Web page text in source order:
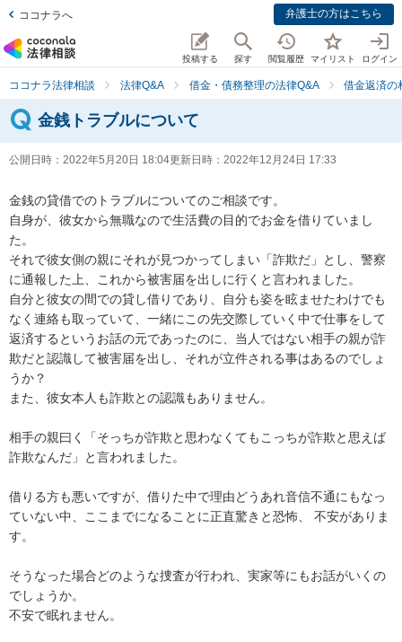
ココナラへ 弁護士の方はこちら
投稿する 探す 閲覧履歴 マイリスト ログイン
ココナラ法律相談 法律Q&A 借金・債務整理の法律Q&A 借金返済の
金銭トラブルについて
公開日時： 2022年5月20日 18:04更新日時： 2022年12月24日 17:33
金銭の貸借でのトラブルについてのご相談です。
自身が、彼女から無職なので生活費の目的でお金を借りていまし
た。
それで彼女側の親にそれが見つかってしまい「詐欺だ」とし、警察
に通報した上、これから被害届を出しに行くと言われました。
自分と彼女の間での貸し借りであり、自分も姿を眩ませたわけでも
なく連絡も取っていて、一緒にこの先交際していく中で仕事をして
返済するというお話の元であったのに、当人ではない相手の親が詐
欺だと認識して被害届を出し、それが立件される事はあるのでしょ
うか？
また、彼女本人も詐欺との認識もありません。
相手の親曰く「そっちが詐欺と思わなくてもこっちが詐欺と思えば
詐欺なんだ」と言われました。
借りる方も悪いですが、借りた中で理由どうあれ音信不通にもなっ
ていない中、ここまでになることに正直驚きと恐怖、 不安がありま
す。
そうなった場合どのような捜査が行われ、実家等にもお話がいくの
でしょうか。
不安で眠れません。